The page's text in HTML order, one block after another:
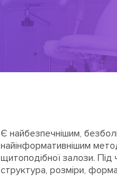
Є найбезпечнішим,
найінформативнішим
щитоподібної залози.
структура, розміри,